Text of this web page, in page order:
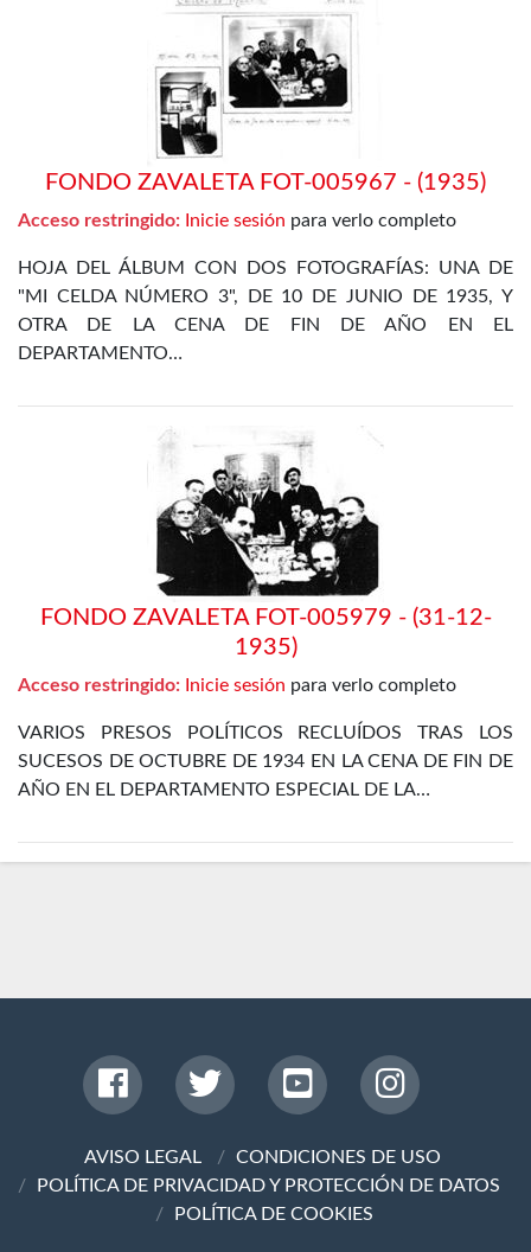
FONDO ZAVALETA FOT-005967 - (1935)
Acceso restringido: Inicie sesión para verlo completo
HOJA DEL ÁLBUM CON DOS FOTOGRAFÍAS: UNA DE
"MI CELDA NÚMERO 3", DE 10 DE JUNIO DE 1935, Y
OTRA DE LA CENA DE FIN DE AÑO EN EL
DEPARTAMENTO…
FONDO ZAVALETA FOT-005979 - (31-12-
1935)
Acceso restringido: Inicie sesión para verlo completo
VARIOS PRESOS POLÍTICOS RECLUÍDOS TRAS LOS
SUCESOS DE OCTUBRE DE 1934 EN LA CENA DE FIN DE
AÑO EN EL DEPARTAMENTO ESPECIAL DE LA…
AVISO LEGAL
CONDICIONES DE USO
POLÍTICA DE PRIVACIDAD Y PROTECCIÓN DE DATOS
POLÍTICA DE COOKIES